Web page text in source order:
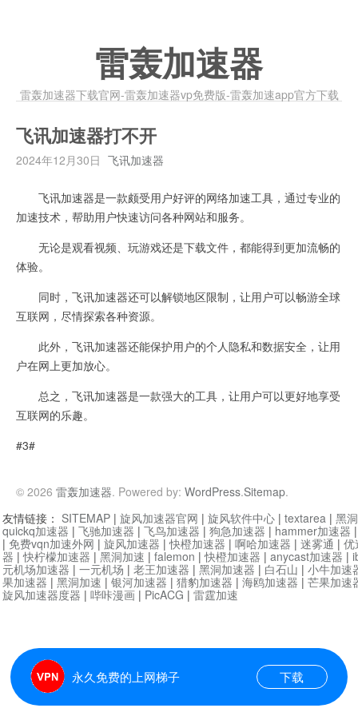
雷轰加速器
雷轰加速器下载官网-雷轰加速器vp免费版-雷轰加速app官方下载
飞讯加速器打不开
2024年12月30日 飞讯加速器
飞讯加速器是一款颇受用户好评的网络加速工具，通过专业的
加速技术，帮助用户快速访问各种网站和服务。
无论是观看视频、玩游戏还是下载文件，都能得到更加流畅的
体验。
同时，飞讯加速器还可以解锁地区限制，让用户可以畅游全球
互联网，尽情探索各种资源。
此外，飞讯加速器还能保护用户的个人隐私和数据安全，让用
户在网上更加放心。
总之，飞讯加速器是一款强大的工具，让用户可以更好地享受
互联网的乐趣。
#3#
© 2026 雷轰加速器. Powered by: WordPress.Sitemap.
永久免费的上网梯子 下载
友情链接： SITEMAP | 旋风加速器官网 | 旋风软件中心 | textarea | 黑
quickq加速器 | 飞驰加速器 | 飞鸟加速器 | 狗急加速器 | hammer加速器
| 免费vqn加速外网 | 旋风加速器 |快橙加速器 | 啊哈加速器 | 迷雾通 | 优
器 |快柠檬加速器 | 黑洞加速 | falemon |快橙加速器 | anycast加速器 |
元机场加速器 | 一元机场 | 老王加速器 | 黑洞加速器 | 白石山 | 小牛加速
果加速器 | 黑洞加速 | 银河加速器 | 猎豹加速器 | 海鸥加速器 | 芒果加速
旋风加速器度器 | 哔咔漫画 | PicACG | 雷霆加速